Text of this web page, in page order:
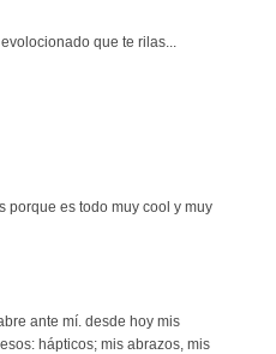
que te rilas...
porque es todo muy cool y muy
ante mí. desde hoy mis
hápticos; mis abrazos, mis